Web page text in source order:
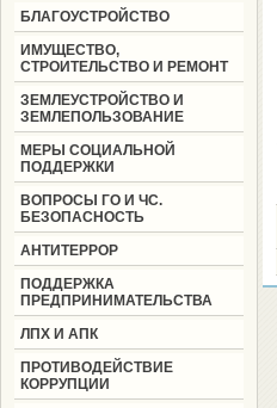
БЛАГОУСТРОЙСТВО
ИМУЩЕСТВО,
СТРОИТЕЛЬСТВО И РЕМОНТ
ЗЕМЛЕУСТРОЙСТВО И
ЗЕМЛЕПОЛЬЗОВАНИЕ
МЕРЫ СОЦИАЛЬНОЙ
ПОДДЕРЖКИ
ВОПРОСЫ ГО И ЧС.
БЕЗОПАСНОСТЬ
АНТИТЕРРОР
ПОДДЕРЖКА
ПРЕДПРИНИМАТЕЛЬСТВА
ЛПХ И АПК
ПРОТИВОДЕЙСТВИЕ
КОРРУПЦИИ